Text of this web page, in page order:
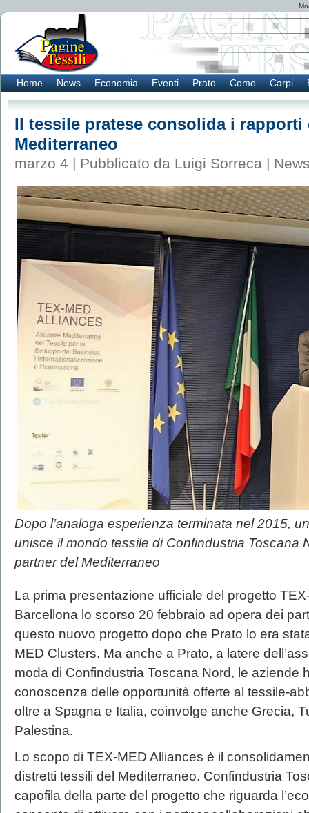
Home News Economia Eventi Prato Como Carpi
Il tessile pratese consolida i
Mediterraneo
marzo 4 | Pubblicato da Luigi Sorreca |
Dopo l’analoga esperienza terminata nel 2015,
unisce il mondo tessile di Confindustria Toscana
partner del Mediterraneo
La prima presentazione ufficiale del progetto
Barcellona lo scorso 20 febbraio ad opera dei
questo nuovo progetto dopo che Prato lo era
MED Clusters. Ma anche a Prato, a latere
moda di Confindustria Toscana Nord, le aziende
conoscenza delle opportunità offerte al tessile-
oltre a Spagna e Italia, coinvolge anche Grecia,
Palestina.
Lo scopo di TEX-MED Alliances è il
distretti tessili del Mediterraneo. Confindustria
capofila della parte del progetto che riguarda